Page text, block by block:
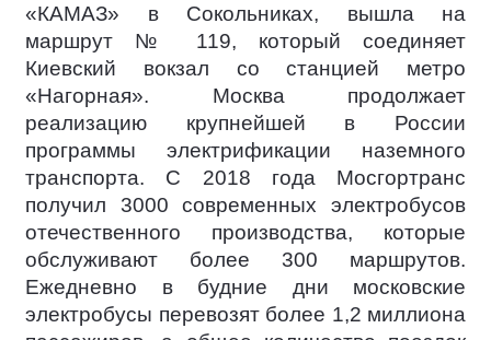
«КАМАЗ» в Сокольниках, вышла на
маршрут № 119, который соединяет
Киевский вокзал со станцией метро
«Нагорная». Москва продолжает
реализацию крупнейшей в России
программы электрификации наземного
транспорта. С 2018 года Мосгортранс
получил 3000 современных электробусов
отечественного производства, которые
обслуживают более 300 маршрутов.
Ежедневно в будние дни московские
электробусы перевозят более 1,2 миллиона